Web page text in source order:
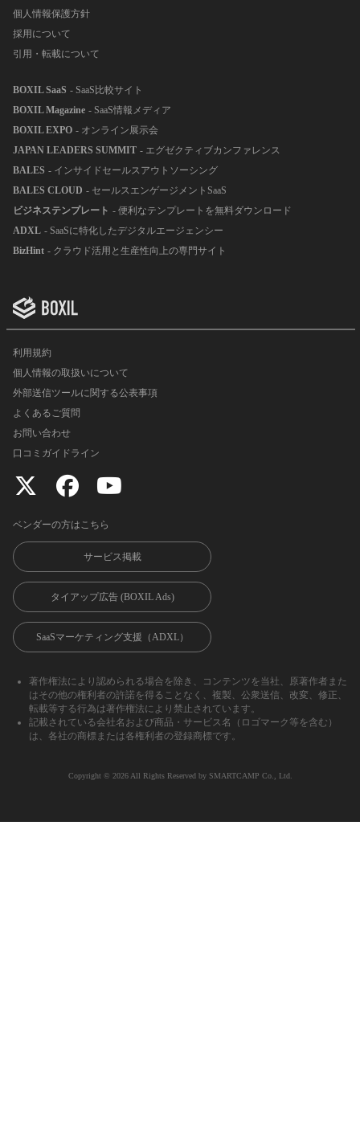
個人情報保護方針
採用について
引用・転載について
BOXIL SaaS - SaaS比較サイト
BOXIL Magazine - SaaS情報メディア
BOXIL EXPO - オンライン展示会
JAPAN LEADERS SUMMIT - エグゼクティブカンファレンス
BALES - インサイドセールスアウトソーシング
BALES CLOUD - セールスエンゲージメントSaaS
ビジネステンプレート - 便利なテンプレートを無料ダウンロード
ADXL - SaaSに特化したデジタルエージェンシー
BizHint - クラウド活用と生産性向上の専門サイト
利用規約
個人情報の取扱いについて
外部送信ツールに関する公表事項
よくあるご質問
お問い合わせ
口コミガイドライン
ベンダーの方はこちら
サービス掲載
タイアップ広告 (BOXIL Ads)
SaaSマーケティング支援（ADXL）
著作権法により認められる場合を除き、コンテンツを当社、原著作者また
はその他の権利者の許諾を得ることなく、複製、公衆送信、改変、修正、
転載等する行為は著作権法により禁止されています。
記載されている会社名および商品・サービス名（ロゴマーク等を含む）
は、各社の商標または各権利者の登録商標です。
Copyright ©︎ 2026 All Rights Reserved by SMARTCAMP Co., Ltd.